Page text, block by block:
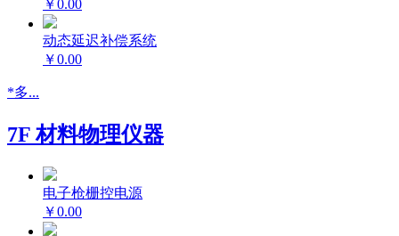
￥0.00
动态延迟补偿系统
￥0.00
*多...
7F 材料物理仪器
电子枪栅控电源
￥0.00